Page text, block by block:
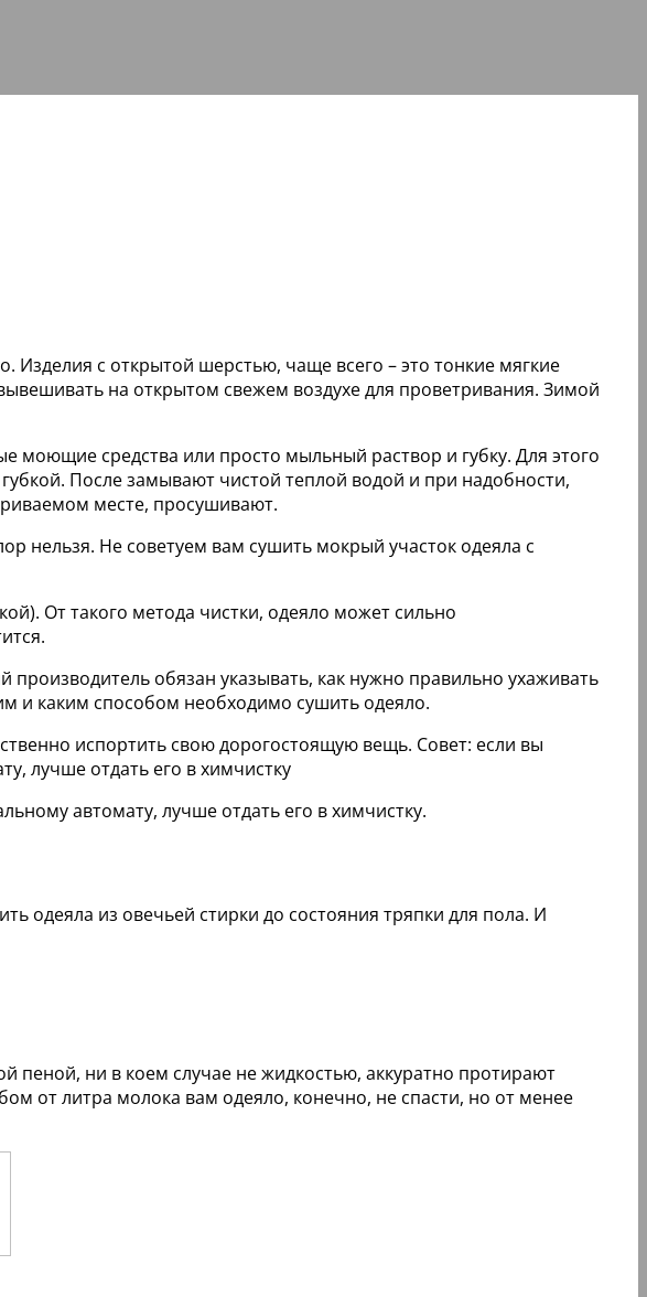
с открытой шерстью, чаще всего – это тонкие мягкие
на открытом свежем воздухе для проветривания. Зимой
моющие средства или просто мыльный раствор и губку. Для этого
После замывают чистой теплой водой и при надобности,
месте, просушивают.
нельзя. Не советуем вам сушить мокрый участок одеяла с
От такого метода чистки, одеяло может сильно
обязан указывать, как нужно правильно ухаживать
и каким способом необходимо сушить одеяло.
испортить свою дорогостоящую вещь. Совет: если вы
лучше отдать его в химчистку
автомату, лучше отдать его в химчистку.
одеяла из овечьей стирки до состояния тряпки для пола. И
пеной, ни в коем случае не жидкостью, аккуратно протирают
от литра молока вам одеяло, конечно, не спасти, но от менее